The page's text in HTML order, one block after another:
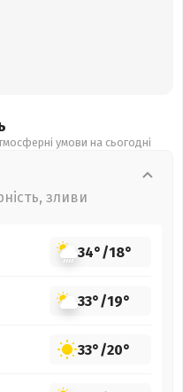
умови на сьогодні
зливи
34°/18°
33°/19°
33°/20°